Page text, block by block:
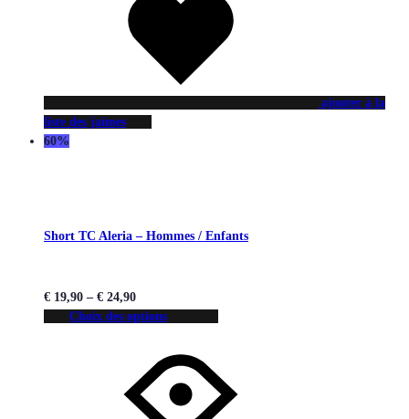
ajouter à la
liste des jaimes
60%
Short TC Aleria – Hommes / Enfants
€ 19,90 – € 24,90
Choix des options